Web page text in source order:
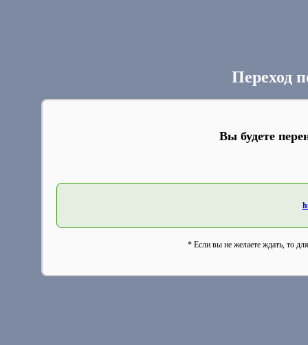
Переход
Вы будете
* Если вы не желаете ждать, то